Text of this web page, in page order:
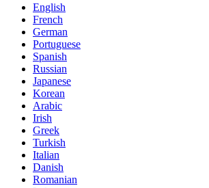
English
French
German
Portuguese
Spanish
Russian
Japanese
Korean
Arabic
Irish
Greek
Turkish
Italian
Danish
Romanian